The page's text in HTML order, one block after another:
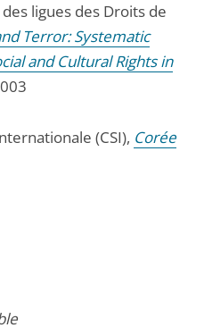
ligues des Droits de
Terror: Systematic
and Cultural Rights in
(CSI), Corée